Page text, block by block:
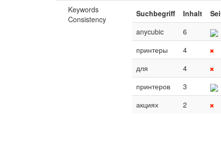
Keywords
Consistency
Suchbegriff Inhalt
anycubic
6
принтеры
4
для
4
принтеров
3
акциях
2